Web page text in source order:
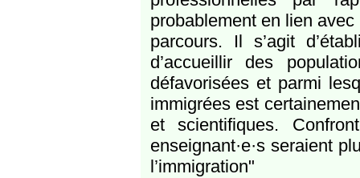
probablement en lien
parcours. Il s’agit
d’accueillir des
défavorisées et parmi
immigrées est
et scientifiques.
enseignant·e·s seraient
l’immigration"